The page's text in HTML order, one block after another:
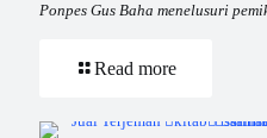
Ponpes Gus Baha menelusuri
Read more